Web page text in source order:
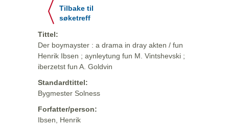
Tilbake til
søketreff
Tittel:
Der boymayster : a drama in dray akten / fun
Henrik Ibsen ; aynleytung fun M. Vintshevski ;
iberzetst fun A. Goldvin
Standardtittel:
Bygmester Solness
Forfatter/person:
Ibsen, Henrik